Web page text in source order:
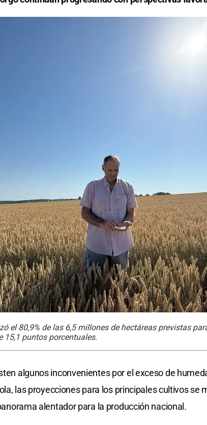
el 80,9% de las 6,5 millones de hectáreas previstas
15,1 puntos porcentuales.
algunos inconvenientes por el exceso de
las proyecciones para los principales cultivos se
alentador para la producción nacional.